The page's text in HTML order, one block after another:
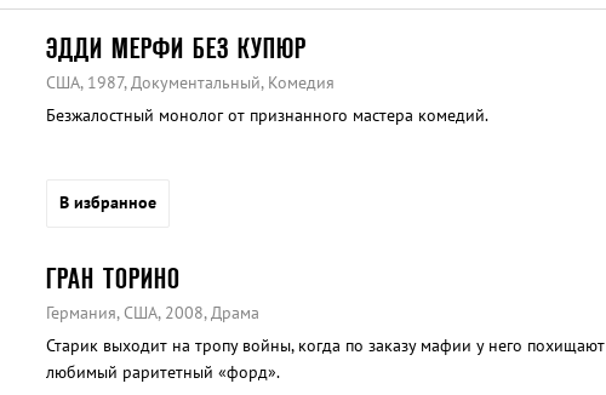
ЭДДИ МЕРФИ БЕЗ КУПЮР
США, 1987, Документальный, Комедия
Безжалостный монолог от признанного мастера комедий.
В избранное
ГРАН ТОРИНО
Германия, США, 2008, Драма
Старик выходит на тропу войны, когда по заказу мафии у него похищают
любимый раритетный «форд».